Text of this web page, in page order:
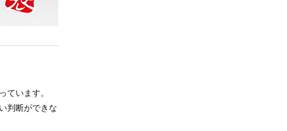
ています。
判断ができな